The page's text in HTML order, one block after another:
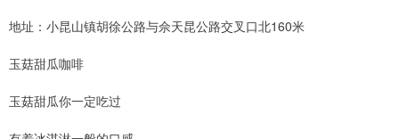
地址：小昆山镇胡徐公路与佘天昆公路交叉口北160米
玉菇甜瓜咖啡
玉菇甜瓜你一定吃过